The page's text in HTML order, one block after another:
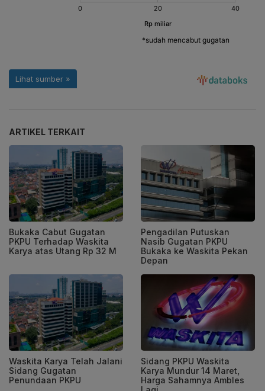
ARTIKEL TERKAIT
Bukaka Cabut Gugatan
PKPU Terhadap Waskita
Karya atas Utang Rp 32 M
Pengadilan Putuskan
Nasib Gugatan PKPU
Bukaka ke Waskita Pekan
Depan
Waskita Karya Telah Jalani
Sidang Gugatan
Penundaan PKPU
Sidang PKPU Waskita
Karya Mundur 14 Maret,
Harga Sahamnya Ambles